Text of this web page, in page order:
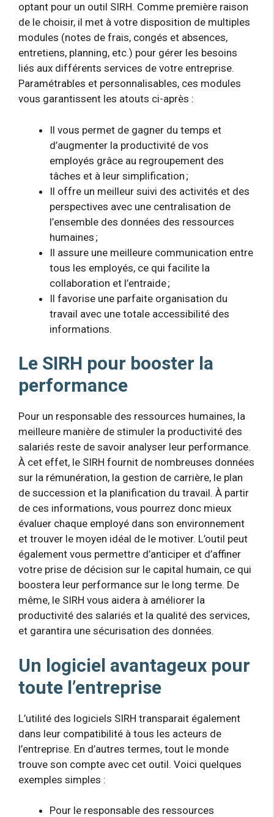
optant pour un outil SIRH. Comme première raison
de le choisir, il met à votre disposition de multiples
modules (notes de frais, congés et absences,
entretiens, planning, etc.) pour gérer les besoins
liés aux différents services de votre entreprise.
Paramétrables et personnalisables, ces modules
vous garantissent les atouts ci-après :
Il vous permet de gagner du temps et
d’augmenter la productivité de vos
employés grâce au regroupement des
tâches et à leur simplification ;
Il offre un meilleur suivi des activités et des
perspectives avec une centralisation de
l’ensemble des données des ressources
humaines ;
Il assure une meilleure communication entre
tous les employés, ce qui facilite la
collaboration et l’entraide ;
Il favorise une parfaite organisation du
travail avec une totale accessibilité des
informations.
Le SIRH pour booster la
performance
Pour un responsable des ressources humaines, la
meilleure manière de stimuler la productivité des
salariés reste de savoir analyser leur performance.
À cet effet, le SIRH fournit de nombreuses données
sur la rémunération, la gestion de carrière, le plan
de succession et la planification du travail. À partir
de ces informations, vous pourrez donc mieux
évaluer chaque employé dans son environnement
et trouver le moyen idéal de le motiver. L’outil peut
également vous permettre d’anticiper et d’affiner
votre prise de décision sur le capital humain, ce qui
boostera leur performance sur le long terme. De
même, le SIRH vous aidera à améliorer la
productivité des salariés et la qualité des services,
et garantira une sécurisation des données.
Un logiciel avantageux pour
toute l’entreprise
L’utilité des logiciels SIRH transparait également
dans leur compatibilité à tous les acteurs de
l’entreprise. En d’autres termes, tout le monde
trouve son compte avec cet outil. Voici quelques
exemples simples :
Pour le responsable des ressources